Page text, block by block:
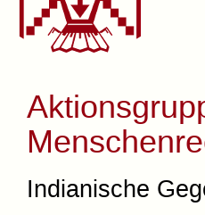
Indianische